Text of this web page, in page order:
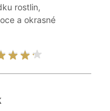
rostlin,
a okrasné